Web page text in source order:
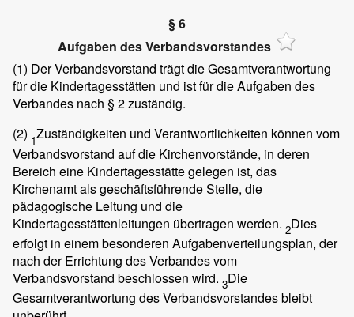
§ 6
Aufgaben des Verbandsvorstandes
(1) Der Verbandsvorstand trägt die Gesamtverantwortung
für die Kindertagesstätten und ist für die Aufgaben des
Verbandes nach § 2 zuständig.
(2) 1Zuständigkeiten und Verantwortlichkeiten können vom
Verbandsvorstand auf die Kirchenvorstände, in deren
Bereich eine Kindertagesstätte gelegen ist, das
Kirchenamt als geschäftsführende Stelle, die
pädagogische Leitung und die
Kindertagesstättenleitungen übertragen werden. 2Dies
erfolgt in einem besonderen Aufgabenverteilungsplan, der
nach der Errichtung des Verbandes vom
Verbandsvorstand beschlossen wird. 3Die
Gesamtverantwortung des Verbandsvorstandes bleibt